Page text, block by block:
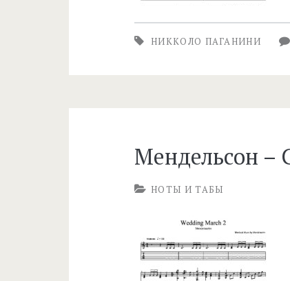
НИККОЛО ПАГАНИНИ
Мендельсон –
НОТЫ И ТАБЫ